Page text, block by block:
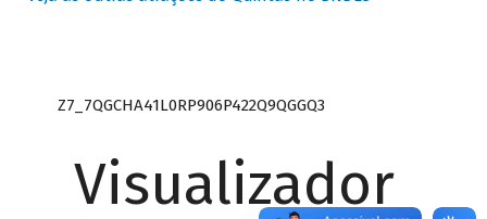
Z7_7QGCHA41L0RP906P422Q9QGGQ3
Visualizador